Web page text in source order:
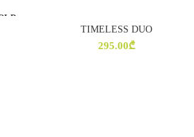
ᲕᲠᲪᲚᲐᲓ
TIMELESS DUO
295.00₾